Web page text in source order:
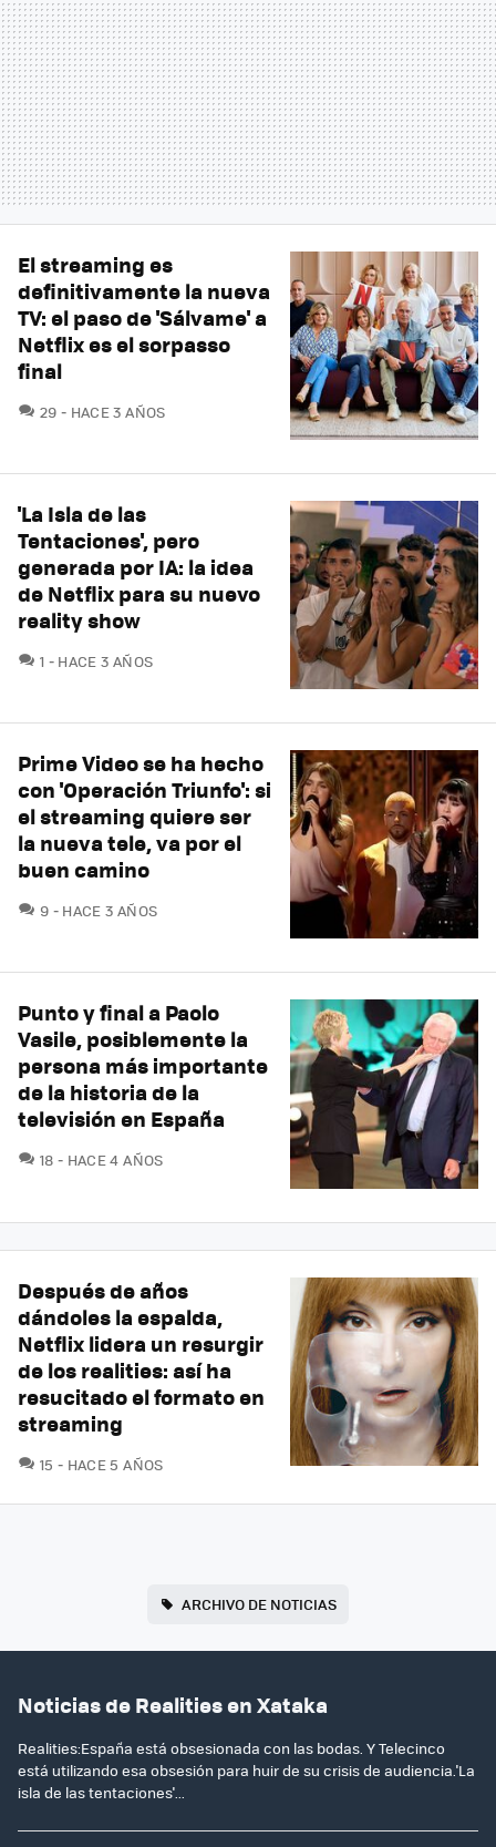
El streaming es
definitivamente la nueva
TV: el paso de 'Sálvame' a
Netflix es el sorpasso
final
29 COMENTARIOS
HACE 3 AÑOS
'La Isla de las
Tentaciones', pero
generada por IA: la idea
de Netflix para su nuevo
reality show
1 COMENTARIOS
HACE 3 AÑOS
Prime Video se ha hecho
con 'Operación Triunfo': si
el streaming quiere ser
la nueva tele, va por el
buen camino
9 COMENTARIOS
HACE 3 AÑOS
Punto y final a Paolo
Vasile, posiblemente la
persona más importante
de la historia de la
televisión en España
18 COMENTARIOS
HACE 4 AÑOS
Después de años
dándoles la espalda,
Netflix lidera un resurgir
de los realities: así ha
resucitado el formato en
streaming
15 COMENTARIOS
HACE 5 AÑOS
ARCHIVO DE NOTICIAS
Noticias de Realities en Xataka
Realities:España está obsesionada con las bodas. Y Telecinco
está utilizando esa obsesión para huir de su crisis de audiencia.'La
isla de las tentaciones'...